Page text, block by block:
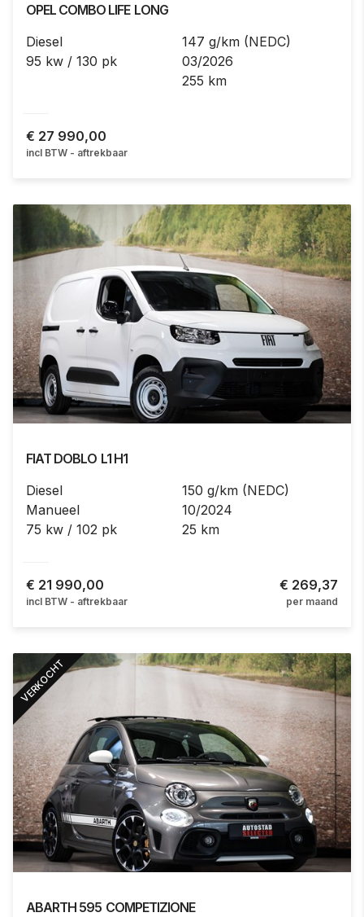
OPEL COMBO LIFE LONG
Diesel
95 kw / 130 pk
147 g/km (NEDC)
03/2026
255 km
€ 27 990,00
incl BTW - aftrekbaar
FIAT DOBLO L1 H1
Diesel
Manueel
75 kw / 102 pk
150 g/km (NEDC)
10/2024
25 km
€ 21 990,00
incl BTW - aftrekbaar
€ 269,37
per maand
VERKOCHT
ABARTH 595 COMPETIZIONE